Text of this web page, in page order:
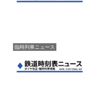
臨時列車ニュース